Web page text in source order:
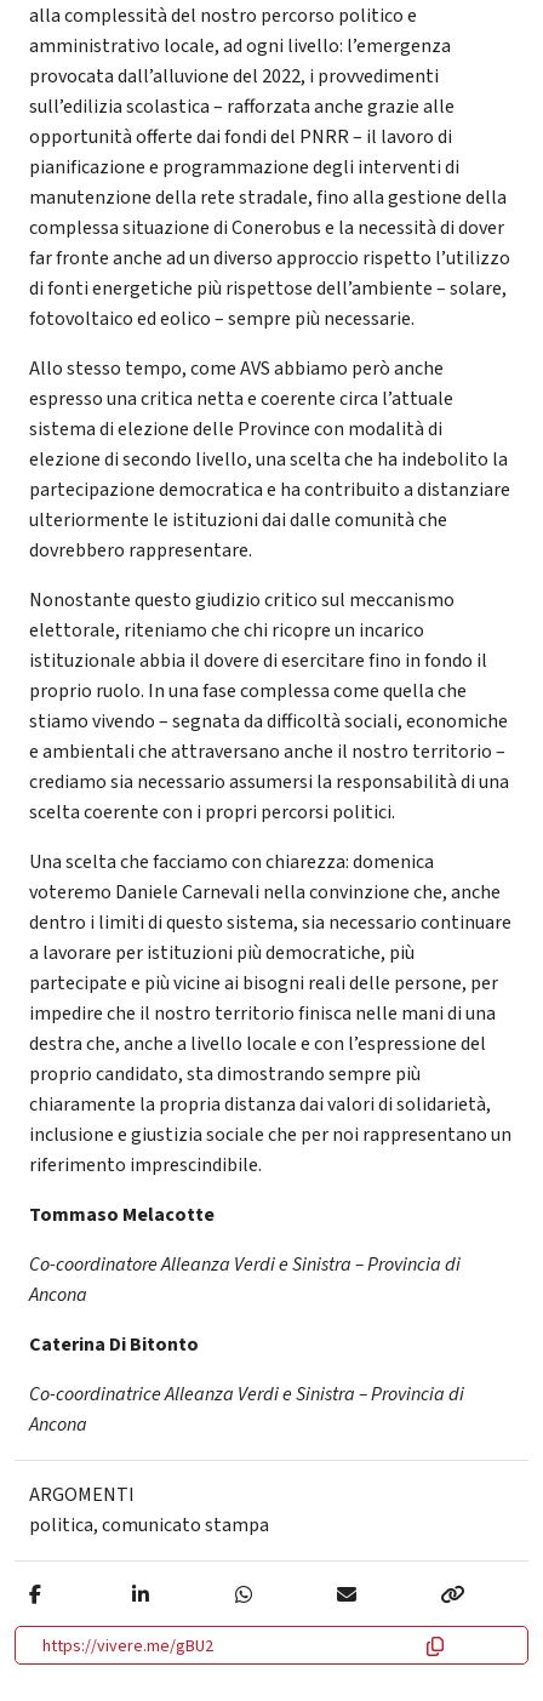
alla complessità del nostro percorso politico e
amministrativo locale, ad ogni livello: l’emergenza
provocata dall’alluvione del 2022, i provvedimenti
sull’edilizia scolastica – rafforzata anche grazie alle
opportunità offerte dai fondi del PNRR – il lavoro di
pianificazione e programmazione degli interventi di
manutenzione della rete stradale, fino alla gestione della
complessa situazione di Conerobus e la necessità di dover
far fronte anche ad un diverso approccio rispetto l’utilizzo
di fonti energetiche più rispettose dell’ambiente – solare,
fotovoltaico ed eolico – sempre più necessarie.
Allo stesso tempo, come AVS abbiamo però anche
espresso una critica netta e coerente circa l’attuale
sistema di elezione delle Province con modalità di
elezione di secondo livello, una scelta che ha indebolito la
partecipazione democratica e ha contribuito a distanziare
ulteriormente le istituzioni dai dalle comunità che
dovrebbero rappresentare.
Nonostante questo giudizio critico sul meccanismo
elettorale, riteniamo che chi ricopre un incarico
istituzionale abbia il dovere di esercitare fino in fondo il
proprio ruolo. In una fase complessa come quella che
stiamo vivendo – segnata da difficoltà sociali, economiche
e ambientali che attraversano anche il nostro territorio –
crediamo sia necessario assumersi la responsabilità di una
scelta coerente con i propri percorsi politici.
Una scelta che facciamo con chiarezza: domenica
voteremo Daniele Carnevali nella convinzione che, anche
dentro i limiti di questo sistema, sia necessario continuare
a lavorare per istituzioni più democratiche, più
partecipate e più vicine ai bisogni reali delle persone, per
impedire che il nostro territorio finisca nelle mani di una
destra che, anche a livello locale e con l’espressione del
proprio candidato, sta dimostrando sempre più
chiaramente la propria distanza dai valori di solidarietà,
inclusione e giustizia sociale che per noi rappresentano un
riferimento imprescindibile.
Tommaso Melacotte
Co-coordinatore Alleanza Verdi e Sinistra – Provincia di
Ancona
Caterina Di Bitonto
Co-coordinatrice Alleanza Verdi e Sinistra – Provincia di
Ancona
ARGOMENTI
politica,comunicato stampa
https://vivere.me/gBU2